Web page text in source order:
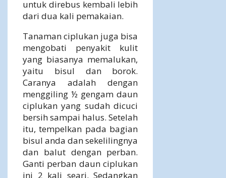
untuk direbus kembali lebih
dari dua kali pemakaian.
Tanaman ciplukan juga bisa
mengobati penyakit kulit
yang biasanya memalukan,
yaitu bisul dan borok.
Caranya adalah dengan
menggiling ½ gengam daun
ciplukan yang sudah dicuci
bersih sampai halus. Setelah
itu, tempelkan pada bagian
bisul anda dan sekelilingnya
dan balut dengan perban.
Ganti perban daun ciplukan
ini 2 kali seari. Sedangkan